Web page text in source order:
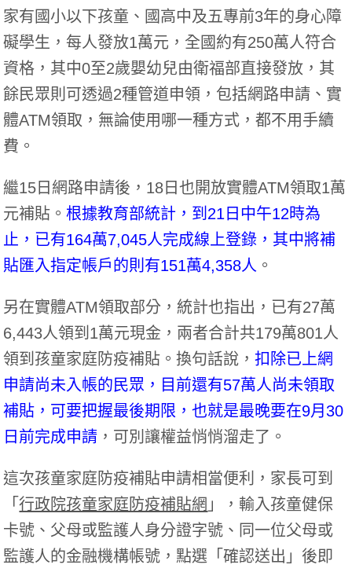
家有國小以下孩童、國高中及五專前3年的身心障
礙學生，每人發放1萬元，全國約有250萬人符合
資格，其中0至2歲嬰幼兒由衛福部直接發放，其
餘民眾則可透過2種管道申領，包括網路申請、實
體ATM領取，無論使用哪一種方式，都不用手續
費。
繼15日網路申請後，18日也開放實體ATM領取1萬
元補貼。根據教育部統計，到21日中午12時為
止，已有164萬7,045人完成線上登錄，其中將補
貼匯入指定帳戶的則有151萬4,358人 。
另在實體ATM領取部分，統計也指出，已有27萬
6,443人領到1萬元現金，兩者合計共179萬801人
領到孩童家庭防疫補貼。換句話說，扣除已上網
申請尚未入帳的民眾，目前還有57萬人尚未領取
補貼，可要把握最後期限，也就是最晚要在9月30
日前完成申請 ，可別讓權益悄悄溜走了。
這次孩童家庭防疫補貼申請相當便利，家長可到
「行政院孩童家庭防疫補貼網 」，輸入孩童健保
卡號、父母或監護人身分證字號、同一位父母或
監護人的金融機構帳號，點選「確認送出」後即